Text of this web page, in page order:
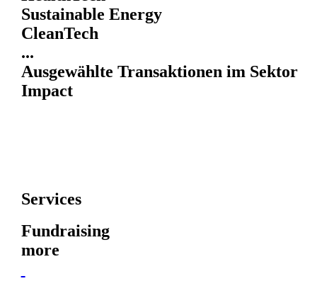
Sustainable Energy
CleanTech
...
Ausgewählte Transaktionen im Sektor
Impact
Services
Fundraising
more